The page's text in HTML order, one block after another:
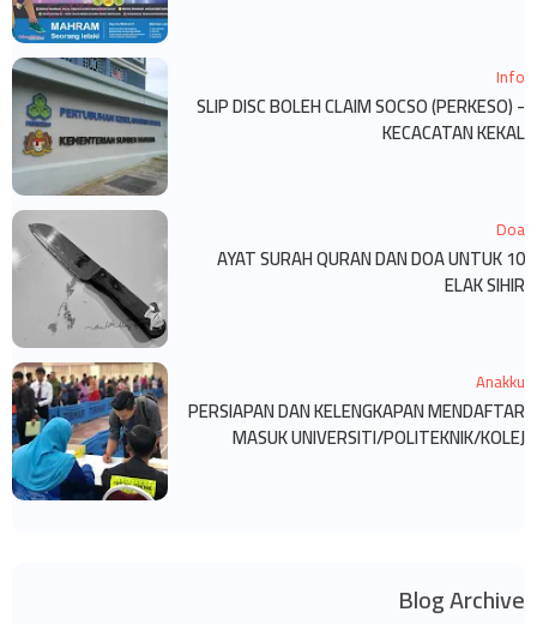
Info
SLIP DISC BOLEH CLAIM SOCSO (PERKESO) -
KECACATAN KEKAL
Doa
10 AYAT SURAH QURAN DAN DOA UNTUK
ELAK SIHIR
Anakku
PERSIAPAN DAN KELENGKAPAN MENDAFTAR
MASUK UNIVERSITI/POLITEKNIK/KOLEJ
Blog Archive